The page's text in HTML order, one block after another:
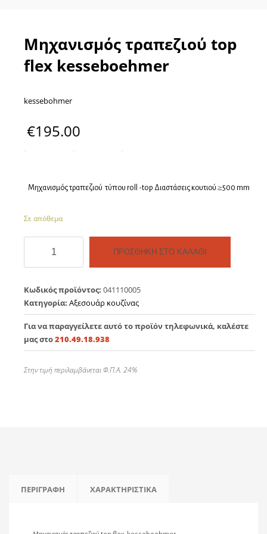
Μηχανισμός τραπεζιού top
flex kesseboehmer
kessebohmer
€195.00
Μηχανισμός τραπεζιού τύπου roll -top Διαστάσεις κουτιού ≥500 mm
Σε απόθεμα
τραπεζιού
top
kesseboehmer
ποσότητα
ΠΡΟΣΘΉΚΗ ΣΤΟ ΚΑΛΆΘΙ
Κωδικός προϊόντος: 041110005
Κατηγορία: Αξεσουάρ κουζίνας
Για να παραγγείλετε αυτό το προϊόν τηλεφωνικά, καλέστε
μας στο210.49.18.938
Στην τιμή περιλαμβάνεται Φ.Π.Α. 24%
ΠΕΡΙΓΡΑΦΉ ΧΑΡΑΚΤΗΡΙΣΤΙΚΆ